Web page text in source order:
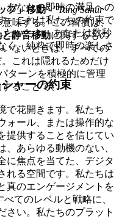
プ」移動- "Tung Sahur
味する。この習慣は、
静音移動に関するもの
ないときは、すべての
これは隠れるためだけ
ターンを積極的に管理
ることで、
あなたの即時の満足への
。これは私たちの約束で
たいとき、あなたは数秒
く、純粋で即時の楽しさ
ャーの約束
で花開きます。私たち
ォール、または操作的な
提供することを信じてい
、あらゆる動機のない、
に焦点を当てた、デジタ
れる空間です。私たちは
真のエンゲージメントを
べてのレベルと戦略に、
さい。私たちのプラット